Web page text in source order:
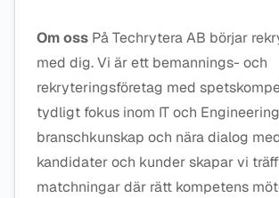
Om oss På Techrytera AB börjar
med dig. Vi är ett bemannings- och
rekryteringsföretag med
tydligt fokus inom IT och
branschkunskap och nära dialog
kandidater och kunder skapar vi
matchningar där rätt kompetens